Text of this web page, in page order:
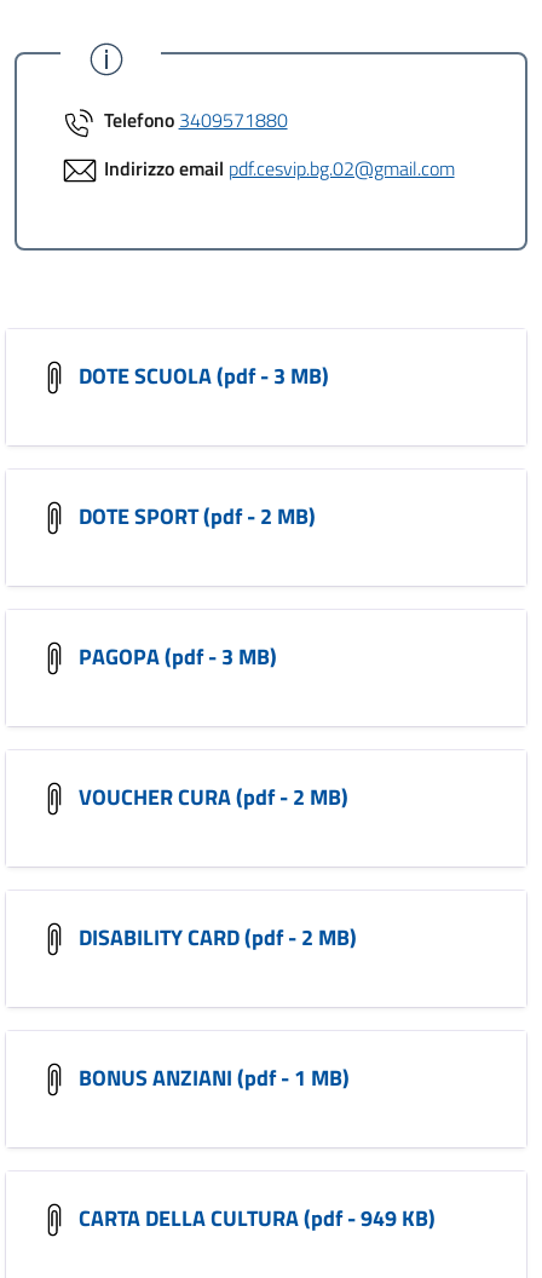
Telefono 3409571880
Indirizzo email pdf.cesvip.bg.02@gmail.com
DOTE SCUOLA (pdf - 3 MB)
DOTE SPORT (pdf - 2 MB)
PAGOPA (pdf - 3 MB)
VOUCHER CURA (pdf - 2 MB)
DISABILITY CARD (pdf - 2 MB)
BONUS ANZIANI (pdf - 1 MB)
CARTA DELLA CULTURA (pdf - 949 KB)